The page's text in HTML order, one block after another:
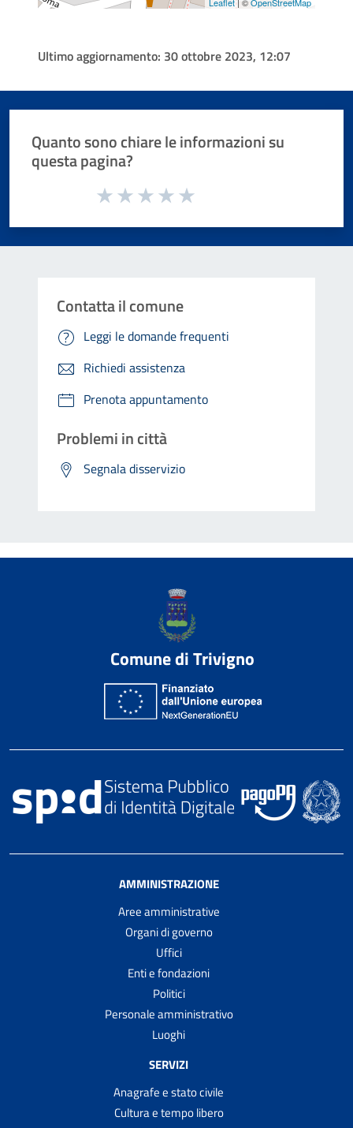
Ultimo aggiornamento: 30 ottobre 2023, 12:07
Quanto sono chiare le informazioni su
questa pagina?
Valuta da 1 a 5 stelle la pagina
Contatta il comune
Leggi le domande frequenti
Richiedi assistenza
Prenota appuntamento
Problemi in città
Segnala disservizio
Comune di Trivigno
AMMINISTRAZIONE
Aree amministrative
Organi di governo
Uffici
Enti e fondazioni
Politici
Personale amministrativo
Luoghi
SERVIZI
Anagrafe e stato civile
Cultura e tempo libero